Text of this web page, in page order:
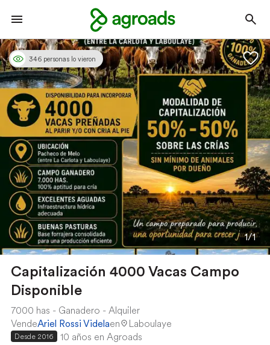
1/1
346 personas lo vieron
Capitalización 4000 Vacas Campo
Disponible
7000 has Ganadero
Alquiler
VendeAriel Rossi Videlaen Laboulaye
Desde 2016 10 años en Agroads